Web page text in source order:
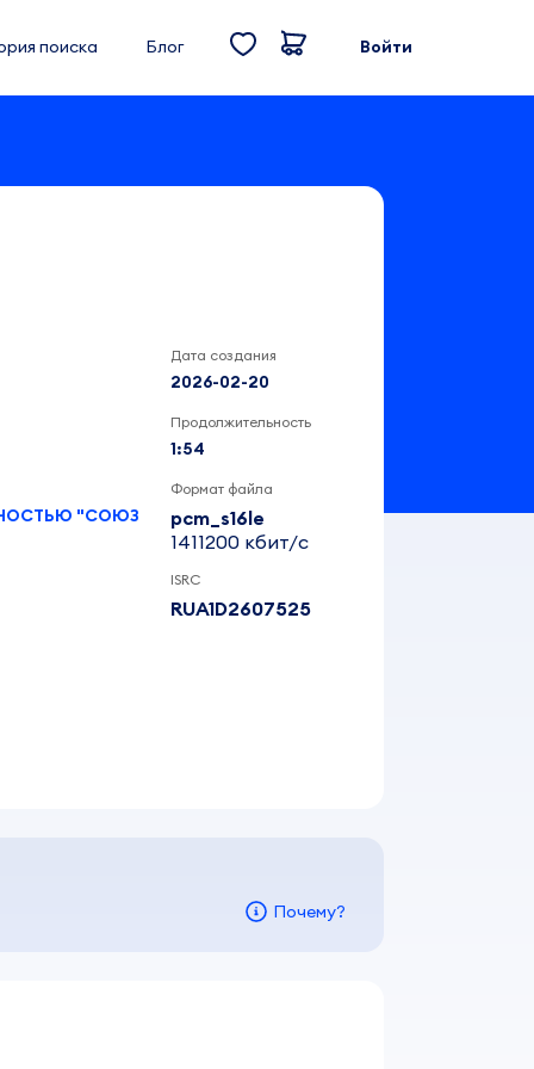
поиска Блог Войти
"СОЮЗ
Дата создания
2026-02-20
Продолжительность
1:54
Формат файла
pcm_s16le
1411200 кбит/c
ISRC
RUA1D2607525
Почему?